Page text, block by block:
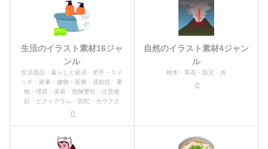
生活のイラスト素材16ジャ
ンル
生活用品・暮らしと経済・把手・スイ
ッチ・家事・建物・医療・花粉症・乗
物・理容・美容・危険警告・注意喚
起・ピクトグラム・防犯・ガラクタ
自然のイラスト素材4ジャン
ル
樹木・草花・防災・炎